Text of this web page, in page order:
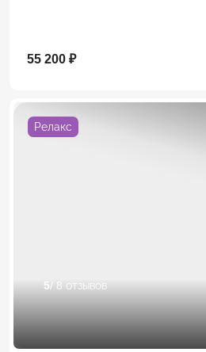
55 200 ₽
Релакс
5/ 8 отзывов